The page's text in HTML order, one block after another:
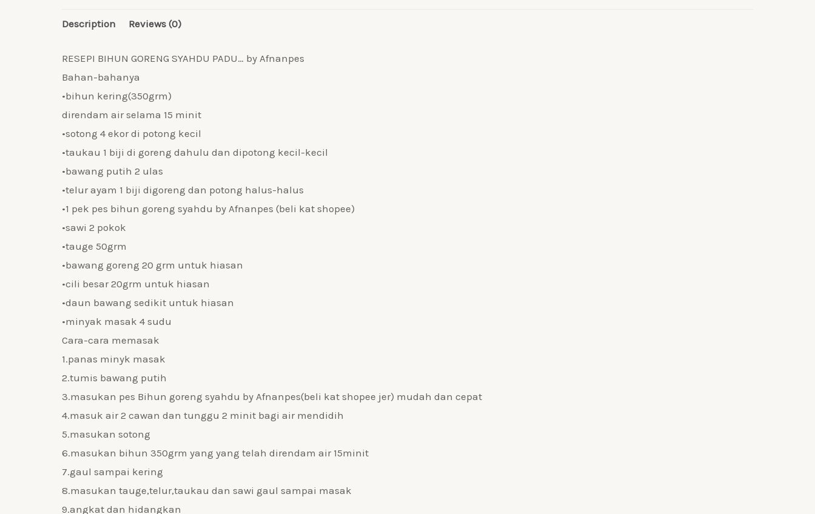
Description Reviews (0)
RESEPI BIHUN GORENG SYAHDU PADU… by Afnanpes
Bahan-bahanya
•bihun kering(350grm)
direndam air selama 15 minit
•sotong 4 ekor di potong kecil
•taukau 1 biji di goreng dahulu dan dipotong kecil-kecil
•bawang putih 2 ulas
•telur ayam 1 biji digoreng dan potong halus-halus
•1 pek pes bihun goreng syahdu by Afnanpes (beli kat shopee)
•sawi 2 pokok
•tauge 50grm
•bawang goreng 20 grm untuk hiasan
•cili besar 20grm untuk hiasan
•daun bawang sedikit untuk hiasan
•minyak masak 4 sudu
Cara-cara memasak
1.panas minyk masak
2.tumis bawang putih
3.masukan pes Bihun goreng syahdu by Afnanpes(beli kat shopee jer) mudah dan cepat
4.masuk air 2 cawan dan tunggu 2 minit bagi air mendidih
5.masukan sotong
6.masukan bihun 350grm yang yang telah direndam air 15minit
7.gaul sampai kering
8.masukan tauge,telur,taukau dan sawi gaul sampai masak
9.angkat dan hidangkan